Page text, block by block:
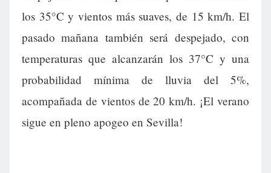
los 35°C y vientos más suaves, de 15 km/h. El
pasado mañana también será despejado, con
temperaturas que alcanzarán los 37°C y una
probabilidad mínima de lluvia del 5%,
acompañada de vientos de 20 km/h. ¡El verano
sigue en pleno apogeo en Sevilla!